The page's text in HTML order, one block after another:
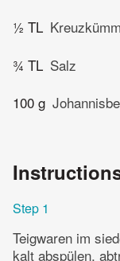
½ TL
¾ TL Salz
100 g
Step 1
Teigwaren im
kalt abspülen,